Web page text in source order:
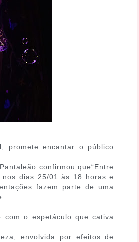
promete encantar o público
confirmou que“Entre
nos dias 25/01 às 18 horas e
fazem parte de uma
com o espetáculo que cativa
envolvida por efeitos de